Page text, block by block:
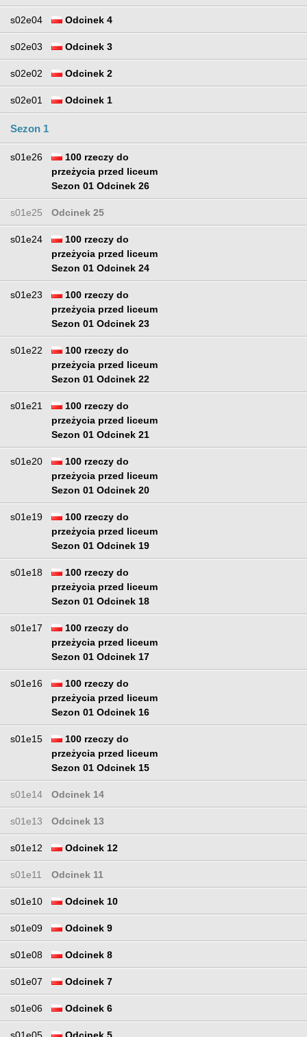
s02e04 Odcinek 4
s02e03 Odcinek 3
s02e02 Odcinek 2
s02e01 Odcinek 1
Sezon 1
s01e26
100 rzeczy do
przeżycia przed liceum
Sezon 01 Odcinek 26
s01e25 Odcinek 25
s01e24
100 rzeczy do
przeżycia przed liceum
Sezon 01 Odcinek 24
s01e23
100 rzeczy do
przeżycia przed liceum
Sezon 01 Odcinek 23
s01e22
100 rzeczy do
przeżycia przed liceum
Sezon 01 Odcinek 22
s01e21
100 rzeczy do
przeżycia przed liceum
Sezon 01 Odcinek 21
s01e20
100 rzeczy do
przeżycia przed liceum
Sezon 01 Odcinek 20
s01e19
100 rzeczy do
przeżycia przed liceum
Sezon 01 Odcinek 19
s01e18
100 rzeczy do
przeżycia przed liceum
Sezon 01 Odcinek 18
s01e17
100 rzeczy do
przeżycia przed liceum
Sezon 01 Odcinek 17
s01e16
100 rzeczy do
przeżycia przed liceum
Sezon 01 Odcinek 16
s01e15
100 rzeczy do
przeżycia przed liceum
Sezon 01 Odcinek 15
s01e14 Odcinek 14
s01e13 Odcinek 13
s01e12 Odcinek 12
s01e11 Odcinek 11
s01e10 Odcinek 10
s01e09 Odcinek 9
s01e08 Odcinek 8
s01e07 Odcinek 7
s01e06 Odcinek 6